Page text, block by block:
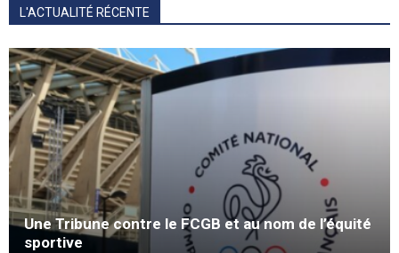
L'ACTUALITÉ RÉCENTE
Une Tribune contre le FCGB et au nom de l’équité
sportive